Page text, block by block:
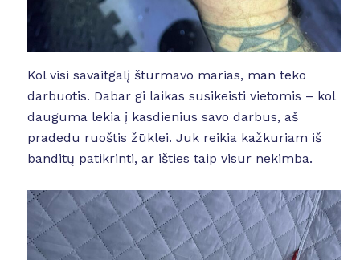
Kol visi savaitgalį šturmavo marias, man teko
darbuotis. Dabar gi laikas susikeisti vietomis – kol
dauguma lekia į kasdienius savo darbus, aš
pradedu ruoštis žūklei. Juk reikia kažkuriam iš
banditų patikrinti, ar išties taip visur nekimba.